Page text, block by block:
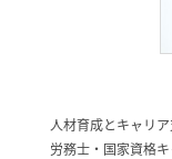
人材育成とキャリ
労務士・国家資格